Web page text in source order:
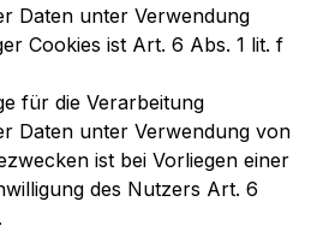
Daten unter Verwendung
Cookies ist Art. 6 Abs. 1 lit. f
für die Verarbeitung
Daten unter Verwendung von
ist bei Vorliegen einer
des Nutzers Art. 6